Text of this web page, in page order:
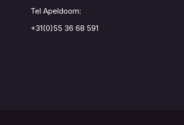
Tel Apeldoorn:
+31(0)55 36 68 591